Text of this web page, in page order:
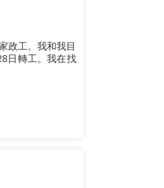
政工。我和我目
日轉工。我在找